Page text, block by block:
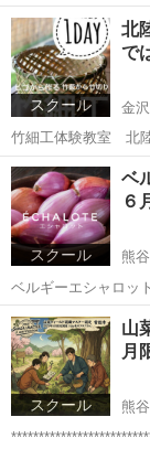
す。 長文で長くなりますが、読むだけで英会話を学ぶポイントになっ
てもらえたら嬉しいと思います。 より多
みを私なりの解釈で
石川 金沢市
スクール
北
で
金
竹細工体験教室 北陸地方開催！ 日本で唯
編みを1dayで行う竹細工体験教室が 北
石川 金沢市
スクール
ベ
６
熊
ベルギーエシャロット(échalote)
い重要食材の一つ、エシャロット。 日
採りらっきょのこと
でエシャレ...
埼玉 熊谷市
スクール
山
月
熊